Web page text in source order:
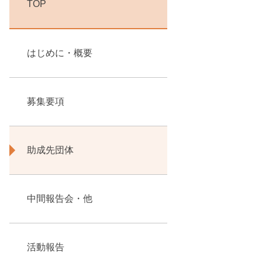
TOP
はじめに・概要
募集要項
助成先団体
中間報告会・他
活動報告